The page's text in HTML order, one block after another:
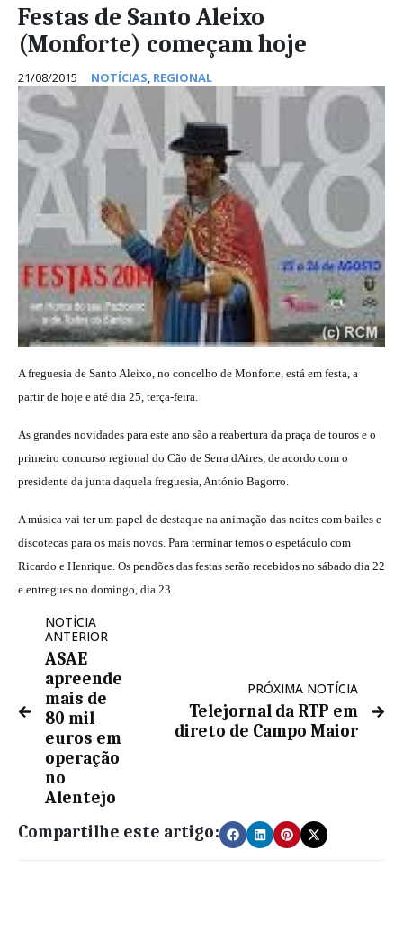
Festas de Santo Aleixo
(Monforte) começam hoje
21/08/2015 NOTÍCIAS, REGIONAL
A freguesia de Santo Aleixo, no concelho de Monforte, está em festa, a
partir de hoje e até dia 25, terça-feira.
As grandes novidades para este ano são a reabertura da praça de touros e o
primeiro concurso regional do Cão de Serra dAires, de acordo com o
presidente da junta daquela freguesia, António Bagorro.
A música vai ter um papel de destaque na animação das noites com bailes e
discotecas para os mais novos. Para terminar temos o espetáculo com
Ricardo e Henrique. Os pendões das festas serão recebidos no sábado dia 22
e entregues no domingo, dia 23.
NOTÍCIA
ANTERIOR
ASAE
apreende
mais de
80 mil
euros em
operação
no
Alentejo
PRÓXIMA NOTÍCIA
Telejornal da RTP em
direto de Campo Maior
Compartilhe este artigo: